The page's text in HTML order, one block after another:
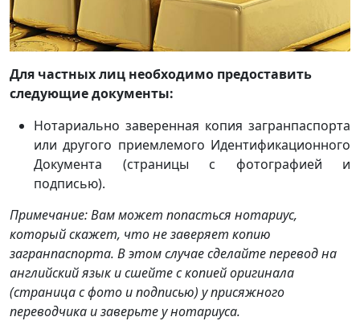
Для частных лиц необходимо предоставить
следующие документы:
Нотариально заверенная копия загранпаспорта
или другого приемлемого Идентификационного
Документа (страницы с фотографией и
подписью).
Примечание: Вам может попасться нотариус,
который скажет, что не заверяет копию
загранпаспорта. В этом случае сделайте перевод на
английский язык и сшейте с копией оригинала
(страница с фото и подписью) у присяжного
переводчика и заверьте у нотариуса.